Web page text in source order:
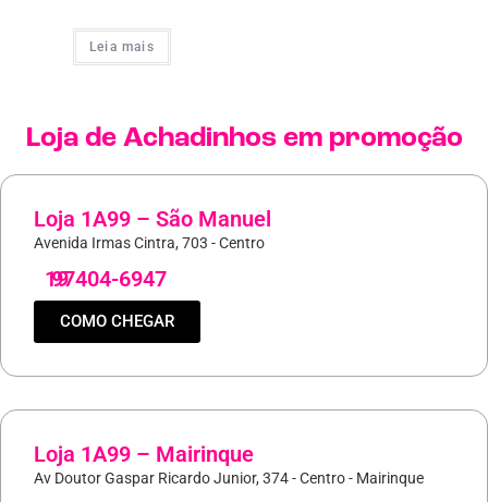
Leia mais
Loja de Achadinhosem promoção
Loja 1A99 – São Manuel
Avenida Irmas Cintra, 703 - Centro
19
97404-6947
COMO CHEGAR
Loja 1A99 – Mairinque
Av Doutor Gaspar Ricardo Junior, 374 - Centro - Mairinque